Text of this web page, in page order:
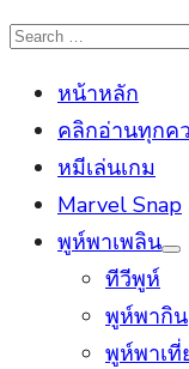
Skip
content
Search
หน้าหลัก
คลิกอ่านทุกค
หมีเล่นเกม
Marvel Snap
พูห์พาเพลิน
ทีวีพูห์
พูห์พากิน
พูห์พาเที่